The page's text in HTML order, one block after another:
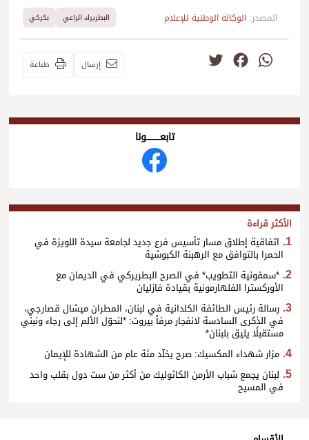
المصدر: الوكالة الوطنية للإعلام البطريرك الراعي بكركي
WhatsApp
Facebook إرسال طباعة
تابعــــــــــونا
الأكثر قراءة
اتفاقية إطلاق مسار تأسيس فرع جديد لجامعة سيدة اللويزة في
الحمرا بالتوافق مع الرهبنة الكبوشية
*سمفونية التطويب* في الصرح البطريركي في الديمان مع
الأوركسترا الفلهارمونية بقيادة فازليان
رسالة رئيس الطائفة الكلدانية في لبنان، المطران ميشال قصارجي،
في الذكرى السادسة لانفجار مرفأ بيروت: *لنحوّل الألم إلى رجاء ونبني
مستقبلًا يليق بلبنان*
مزار شهداء المكسيك: صرح يخلّد مئة عام من الشهادة للإيمان
لبنان يجمع شباب الأرمن الكاثوليك من أكثر من ست دول بقلب واحد
في المسيح